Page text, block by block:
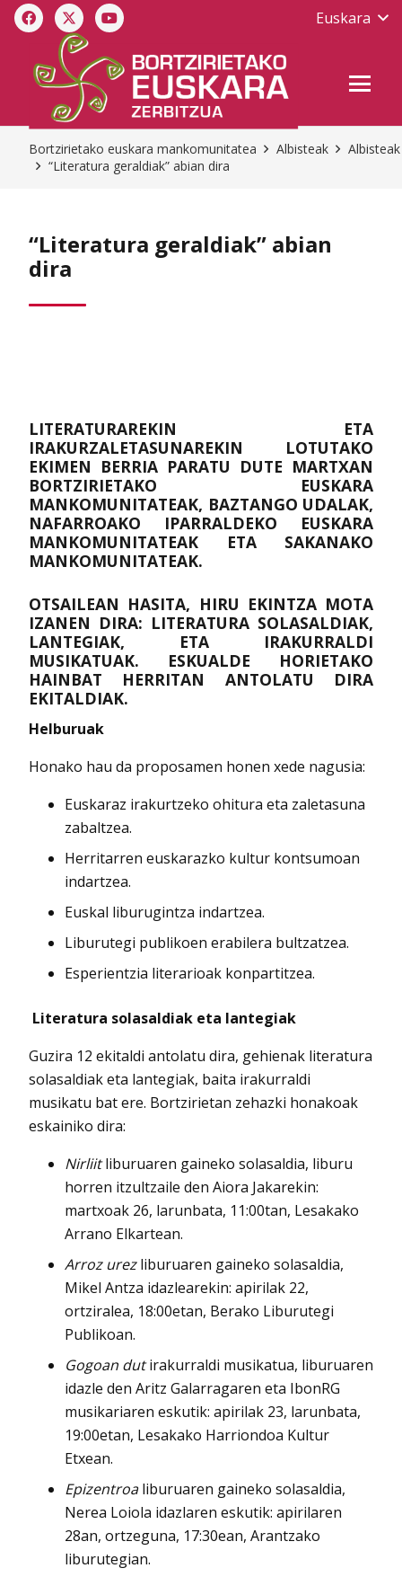
Euskara
Bortzirietako euskara mankomunitatea Albisteak
Albisteak
“Literatura geraldiak” abian dira
“Literatura geraldiak” abian
dira
LITERATURAREKIN ETA
IRAKURZALETASUNAREKIN LOTUTAKO
EKIMEN BERRIA PARATU DUTE MARTXAN
BORTZIRIETAKO EUSKARA
MANKOMUNITATEAK, BAZTANGO UDALAK,
NAFARROAKO IPARRALDEKO EUSKARA
MANKOMUNITATEAK ETA SAKANAKO
MANKOMUNITATEAK.
OTSAILEAN HASITA, HIRU EKINTZA MOTA
IZANEN DIRA: LITERATURA SOLASALDIAK,
LANTEGIAK, ETA IRAKURRALDI
MUSIKATUAK. ESKUALDE HORIETAKO
HAINBAT HERRITAN ANTOLATU DIRA
EKITALDIAK.
Helburuak
Honako hau da proposamen honen xede nagusia:
Euskaraz irakurtzeko ohitura eta zaletasuna
zabaltzea.
Herritarren euskarazko kultur kontsumoan
indartzea.
Euskal liburugintza indartzea.
Liburutegi publikoen erabilera bultzatzea.
Esperientzia literarioak konpartitzea.
Literatura solasaldiak eta lantegiak
Guzira 12 ekitaldi antolatu dira, gehienak literatura
solasaldiak eta lantegiak, baita irakurraldi
musikatu bat ere. Bortzirietan zehazki honakoak
eskainiko dira:
Nirliitliburuaren gaineko solasaldia, liburu
horren itzultzaile den Aiora Jakarekin:
martxoak 26, larunbata, 11:00tan, Lesakako
Arrano Elkartean.
Arroz urezliburuaren gaineko solasaldia,
Mikel Antza idazlearekin: apirilak 22,
ortziralea, 18:00etan, Berako Liburutegi
Publikoan.
Gogoan dutirakurraldi musikatua, liburuaren
idazle den Aritz Galarragaren eta IbonRG
musikariaren eskutik: apirilak 23, larunbata,
19:00etan, Lesakako Harriondoa Kultur
Etxean.
Epizentroaliburuaren gaineko solasaldia,
Nerea Loiola idazlaren eskutik: apirilaren
28an, ortzeguna, 17:30ean, Arantzako
liburutegian.